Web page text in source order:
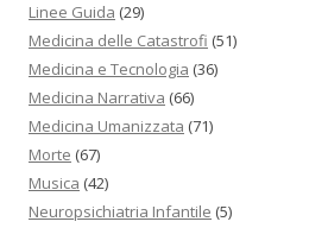
Linee Guida (29)
Medicina delle Catastrofi (51)
Medicina e Tecnologia (36)
Medicina Narrativa (66)
Medicina Umanizzata (71)
Morte (67)
Musica (42)
Neuropsichiatria Infantile (5)